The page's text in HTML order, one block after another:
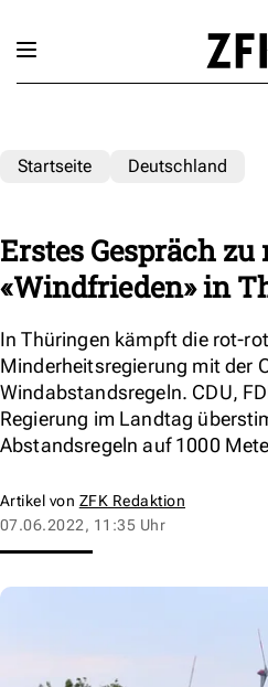
Startseite Deutschland
Erstes Gespräch
«Windfrieden» in
In Thüringen kämpft die rot-
Minderheitsregierung mit der
Windabstandsregeln. CDU,
Regierung im Landtag
Abstandsregeln auf 1000
Artikel von ZFK Redaktion
07.06.2022, 11:35 Uhr